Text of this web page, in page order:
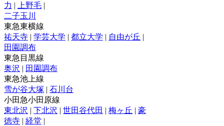
力 | 上野毛 |
二子玉川
東急東横線
祐天寺 | 学芸大学 | 都立大学 | 自由が丘 |
田園調布
東急目黒線
奥沢 | 田園調布
東急池上線
雪が谷大塚 | 石川台
小田急小田原線
東北沢 | 下北沢 | 世田谷代田 | 梅ヶ丘 | 豪
徳寺 | 経堂 |